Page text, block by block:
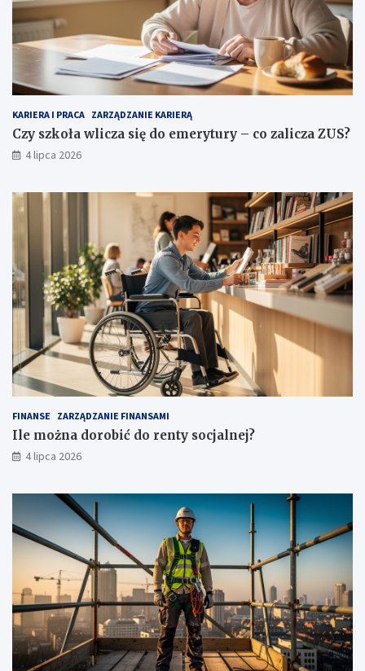
KARIERA I PRACA ZARZĄDZANIE KARIERĄ
Czy szkoła wlicza się do emerytury – co zalicza ZUS?
4 lipca 2026
FINANSE ZARZĄDZANIE FINANSAMI
Ile można dorobić do renty socjalnej?
4 lipca 2026